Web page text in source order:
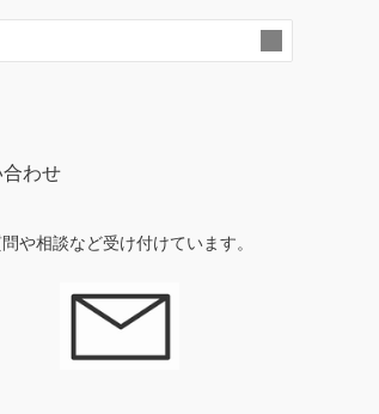
わせ
や相談など受け付けています。